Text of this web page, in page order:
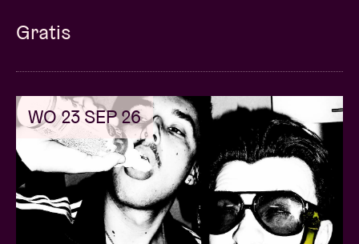
Gratis
WO 23 SEP 26